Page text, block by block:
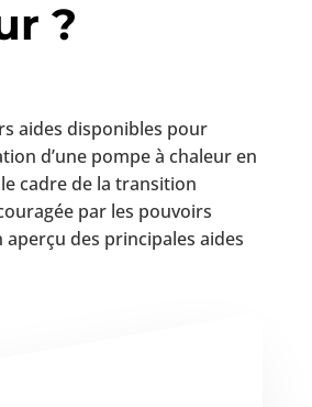
?
aides disponibles pour
d’une pompe à chaleur en
cadre de la transition
par les pouvoirs
aperçu des principales aides